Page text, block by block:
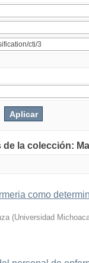
de la colección:
como
(Universidad